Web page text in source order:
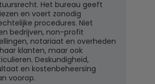
Het bureau geeft
en voert zonodig
procedures. Niet
bedrijven, non-profit
notariaat en overheden
klanten, maar ook
Deskundigheid,
en kostenbeheersing
voorop.